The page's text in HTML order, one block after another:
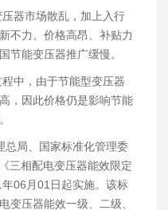
器市场散乱，加上入行
不力、价格高昂、补贴力
节能变压器推广缓慢。
中，由于节能型变压器
，因此价格仍是影响节能
局、国家标准化管理委
三相配电变压器能效限定
06月01日起实施。该标
变压器能效一级、二级、